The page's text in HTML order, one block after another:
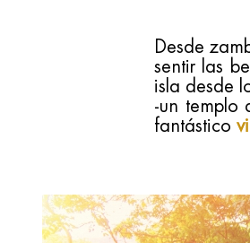
Desde
sentir las
isla desde
-un templo
fantástico